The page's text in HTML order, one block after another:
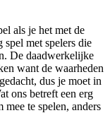
als je het met de
spel met spelers die
De daadwerkelijke
want de waarheden
dus je moet in
ons betreft een erg
te spelen, anders